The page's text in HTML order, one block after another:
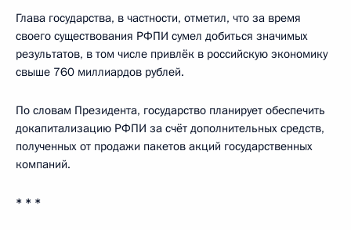
Глава государства, в частности, отметил, что за время
своего существования РФПИ сумел добиться значимых
результатов, в том числе привлёк в российскую экономику
свыше 760 миллиардов рублей.
По словам Президента, государство планирует обеспечить
докапитализацию РФПИ за счёт дополнительных средств,
полученных от продажи пакетов акций государственных
компаний.
* * *